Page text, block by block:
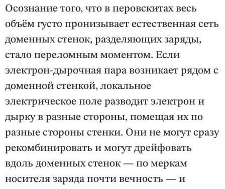
Осознание того, что в перовскитах весь
объём густо пронизывает естественная сеть
доменных стенок, разделяющих заряды,
стало переломным моментом. Если
электрон-дырочная пара возникает рядом с
доменной стенкой, локальное
электрическое поле разводит электрон и
дырку в разные стороны, помещая их по
разные стороны стенки. Они не могут сразу
рекомбинировать и могут дрейфовать
вдоль доменных стенок — по меркам
носителя заряда почти вечность — и